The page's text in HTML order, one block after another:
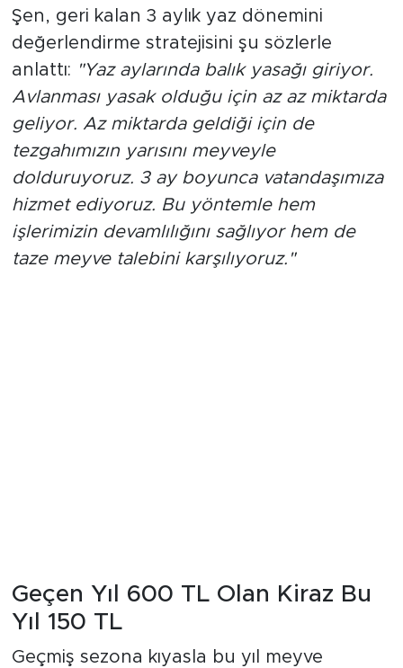
Şen, geri kalan 3 aylık yaz dönemini
değerlendirme stratejisini şu sözlerle
anlattı: "Yaz aylarında balık yasağı giriyor.
Avlanması yasak olduğu için az az miktarda
geliyor. Az miktarda geldiği için de
tezgahımızın yarısını meyveyle
dolduruyoruz. 3 ay boyunca vatandaşımıza
hizmet ediyoruz. Bu yöntemle hem
işlerimizin devamlılığını sağlıyor hem de
taze meyve talebini karşılıyoruz."
Geçen Yıl 600 TL Olan Kiraz Bu
Yıl 150 TL
Geçmiş sezona kıyasla bu yıl meyve